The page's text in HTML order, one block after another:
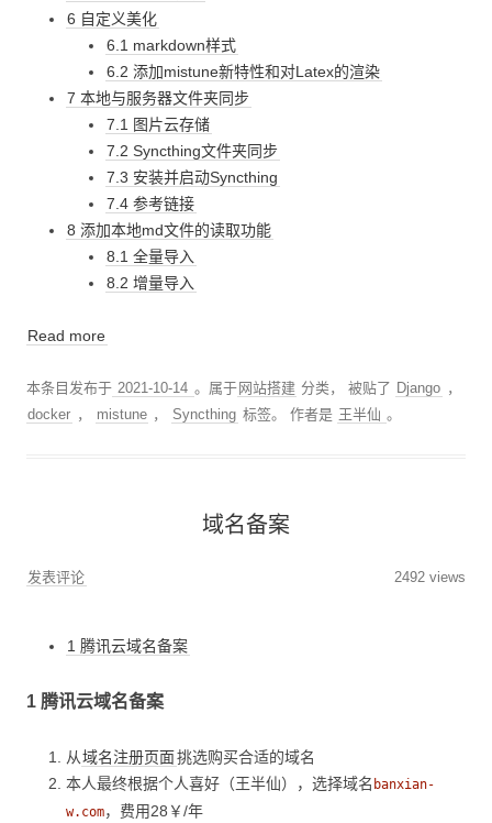
6 自定义美化
6.1 markdown样式
6.2 添加mistune新特性和对Latex的渲染
7 本地与服务器文件夹同步
7.1 图片云存储
7.2 Syncthing文件夹同步
7.3 安装并启动Syncthing
7.4 参考链接
8 添加本地md文件的读取功能
8.1 全量导入
8.2 增量导入
Read more
本条目发布于 2021-10-14 。属于 网站搭建 分类， 被贴了 Django ，
docker ， mistune ， Syncthing 标签。 作者是 王半仙 。
域名备案
发表评论 2492 views
1 腾讯云域名备案
1 腾讯云域名备案
从 域名注册页面挑选购买合适的域名
本人最终根据个人喜好（王半仙），选择域名 banxian-
w.com，费用28￥/年